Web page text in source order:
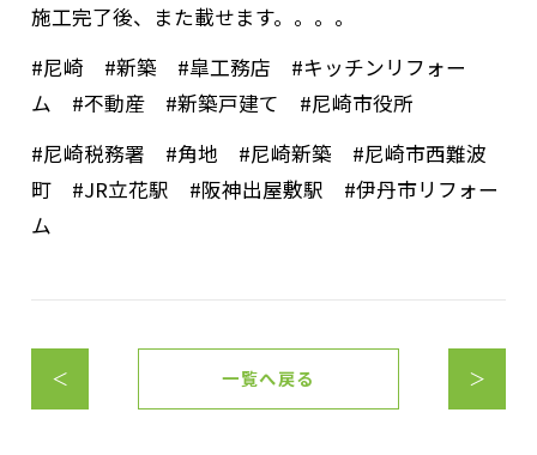
施工完了後、また載せます。。。。
#尼崎 #新築 #皐工務店 #キッチンリフォー
ム #不動産 #新築戸建て #尼崎市役所
#尼崎税務署 #角地 #尼崎新築 #尼崎市西難波
町 #JR立花駅 #阪神出屋敷駅 #伊丹市リフォー
ム
＜ 一覧へ戻る ＞